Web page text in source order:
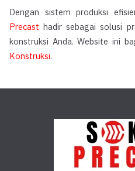
Dengan sistem produksi
Precast hadir sebagai solusi
konstruksi Anda. Website ini
Konstruksi.